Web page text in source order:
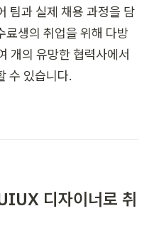
팀과 실제 채용 과정을 담
료생의 취업을 위해 다방
개의 유망한 협력사에서
수 있습니다.
디자이너로 취